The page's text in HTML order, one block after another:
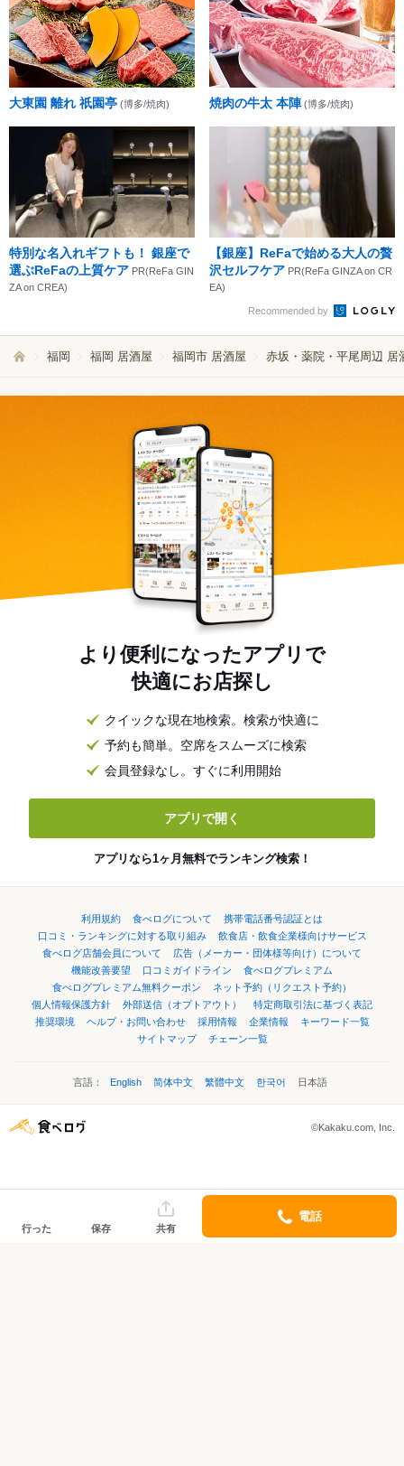
大東園 離れ 祇園亭 (博多/焼肉) 焼肉の牛太 本陣 (博多/焼肉)
特別な名入れギフトも！ 銀座で
選ぶReFaの上質ケア PR(ReFa GIN
ZA on CREA)
【銀座】ReFaで始める大人の贅
沢セルフケア PR(ReFa GINZA on CR
EA)
Recommended by
福岡 福岡 居酒屋 福岡市 居酒屋 赤坂・薬院・平尾周辺 居
より便利になったアプリで
快適にお店探し
クイックな現在地検索。検索が快適に
予約も簡単。空席をスムーズに検索
会員登録なし。すぐに利用開始
アプリで開く
アプリなら1ヶ月無料でランキング検索！
利用規約 食べログについて
携帯電話番号認証とは
口コミ・ランキングに対する取り組み
飲食店・飲食企業様向けサービス
食べログ店舗会員について
広告（メーカー・団体様等向け）について
機能改善要望
口コミガイドライン
食べログプレミアム
食べログプレミアム無料クーポン
ネット予約（リクエスト予約）
個人情報保護方針
外部送信（オプトアウト）
特定商取引法に基づく表記
推奨環境
ヘルプ・お問い合わせ 採用情報 企業情報
キーワード一覧
サイトマップ
チェーン一覧
言語： English 简体中文 繁體中文 한국어 日本語
©Kakaku.com, Inc.
行った 保存 共有
電話